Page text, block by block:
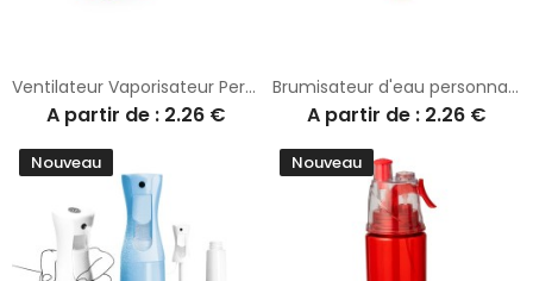
Ventilateur Vaporisateur Personnalisé Bien-Être Instantané Bluco
A partir de : 2.26 €
Brumisateur d'eau personnalisé Bangui
A partir de : 2.26 €
Nouveau Nouveau